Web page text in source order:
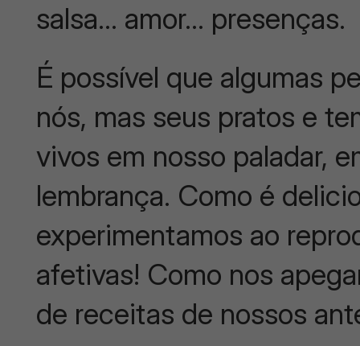
salsa… amor… presenças.
É possível que algumas
nós, mas seus pratos e
vivos em nosso paladar,
lembrança. Como é
experimentamos ao
afetivas! Como nos
de receitas de nossos